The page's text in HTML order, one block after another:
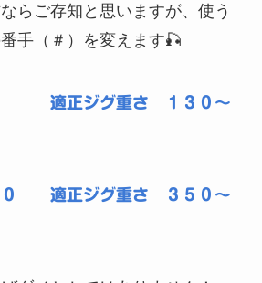
らご存知と思いますが、使う
手（＃）を変えます🎣
４ 適正ジグ重さ １３０〜
０ 適正ジグ重さ ３５０〜